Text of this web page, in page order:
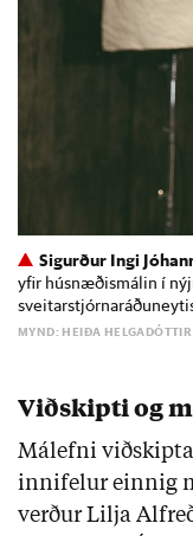
Sigurður Ingi
yfir húsnæðismálin í
MYND: HEIÐA HELGADÓTTIR
Viðskipti og
Málefni
innifelur einnig
verður Lilja